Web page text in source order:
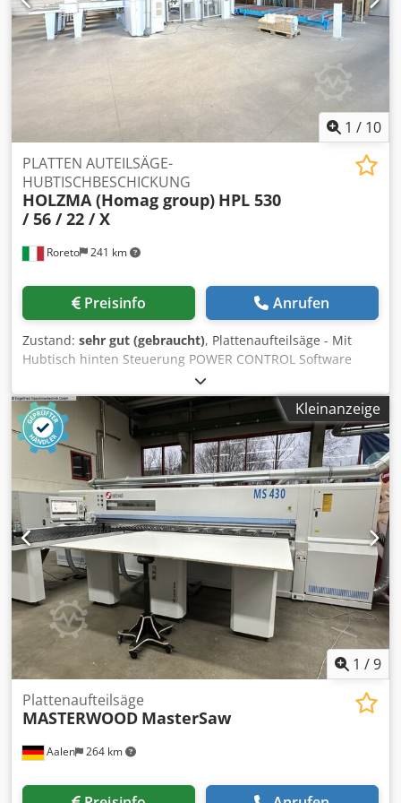
Abholung zu inspizieren, und übernimmt die
Verantwortung für die Installation, die Sicherung und die
Nutzung der Maschine am Bestimmungsort. Externe
1 / 10
Roreto 241 km
PLATTEN AUTEILSÄGE-
HUBTISCHBESCHICKUNG
HOLZMA (Homag group) HPL 530
/ 56 / 22 / X
Preisinfo Anrufen
Zustand: sehr gut (gebraucht), Plattenaufteilsäge - Mit
Hubtisch hinten Steuerung POWER CONTROL Software
CADmatic 4 Professional Angetriebene Rollenbahn (mm
5600 x 2200) Hubtisch (mm) 5600 x 2200 Hinterschieber mit
13 Spannzangen (1 x Power Concept / Twin Pusher) Mit
Spannzangen - Beschickungseinrichtung für Dünnplatten
(Stärke min mm 3) Drehvorrichtung (für Platten) zu 90°
Max. Schnittbreite (mm) 5600 Nutzhub des Schiebers (mm)
5600 Max. Sägeblattüberstand (mm) 130 Vorritzsäge (Max
Säge Durchmesser / Leistung) mm 200 / Kw 2,2 Hauptsäge
(Max Säge Durchmesser / Leistung) mm 480 / Kw 30
Regelbare Sägewagenvorschubgeschwindigkeit (m/min) 1 -
150 Nr. 5 Vordere Luftkissentischen Chjdpfx Aljzl S Nfofoa
OPTION: Etikettendrucker - PICA
Kleinanzeige
1 /9
Aalen 264 km
Plattenaufteilsäge
MASTERWOOD MasterSaw